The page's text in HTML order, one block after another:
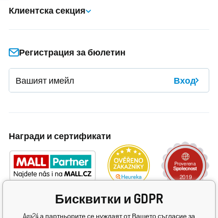
Клиентска секция
Регистрация за бюлетин
Вход
Награди и сертификати
Бисквитки и GDPR
Aga24 а партньорите се нуждаят от Вашето съгласие за